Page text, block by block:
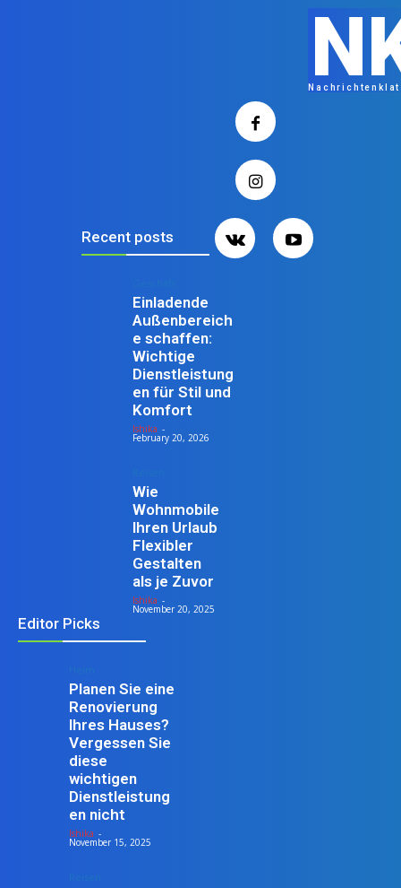
Recent posts
Einladende
Außenbereich
e schaffen:
Wichtige
Dienstleistung
en für Stil und
Komfort
Ishika -
February 20, 2026
Wie
Wohnmobile
Ihren Urlaub
Flexibler
Gestalten
als je Zuvor
Ishika -
November 20, 2025
Editor Picks
Planen Sie eine
Renovierung
Ihres Hauses?
Vergessen Sie
diese
wichtigen
Dienstleistung
en nicht
Ishika -
November 15, 2025